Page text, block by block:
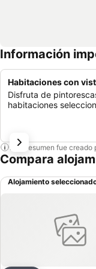
Información
Habitaciones con
Disfruta de
habitaciones
Este resumen fue
Compara
Alojamiento